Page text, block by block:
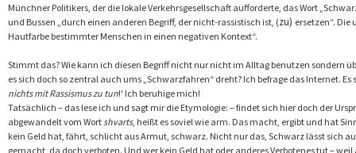
Münchner Politikers, der die lokale Verkehrsgesellschaft aufforderte, das Wort
und Bussen „durch einen anderen Begriff, der nicht-rassistisch ist, (zu) ersetzen“.
Hautfarbe bestimmter Menschen in einen negativen Kontext“.
Stimmt das? Wie kann ich diesen Begriff nicht nur nicht im Alltag benutzen sondern
es sich doch so zentral auch ums „Schwarzfahren“ dreht? Ich befrage das Internet. Es
nichts mit Rassismus zu tun!' Ich beruhige mich!
Tatsächlich – das lese ich und sagt mir die Etymologie: – findet sich hier doch der
abgewandelt vom Wort shvarts, heißt es soviel wie arm. Das macht, ergibt und hat
kein Geld hat, fährt, schlicht aus Armut, schwarz. Nicht nur das, Schwarz lässt sich
gemacht, da doch verboten. Und wer kein Geld hat oder anderes Verbotenes tut –